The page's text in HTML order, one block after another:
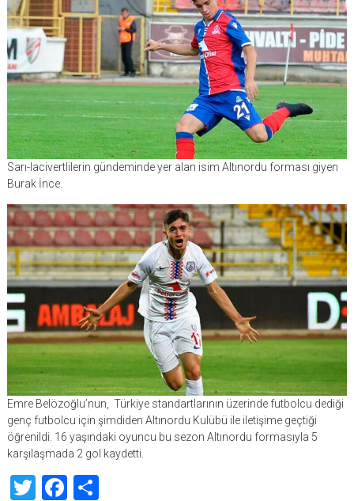
Sarı-lacivertlilerin gündeminde yer alan isim Altınordu forması giyen
Burak İnce.
Emre Belözoğlu’nun, Türkiye standartlarının üzerinde futbolcu dediği
genç futbolcu için şimdiden Altınordu Kulübü ile iletişime geçtiği
öğrenildi. 16 yaşındaki oyuncu bu sezon Altınordu formasıyla 5
karşılaşmada 2 gol kaydetti.
TwitterFacebook
Share